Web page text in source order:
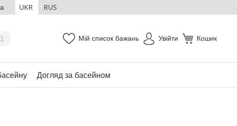
UKR RUS
Кошик
Мій список бажань Увійти
Догляд за басейном